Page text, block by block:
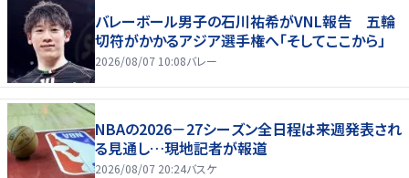
バレーボール男子の石川祐希がVNL報告 五輪
切符がかかるアジア選手権へ「そしてここから」
2026/08/07 10:08バレー
NBAの2026－27シーズン全日程は来週発表され
る見通し…現地記者が報道
2026/08/07 20:24バスケ